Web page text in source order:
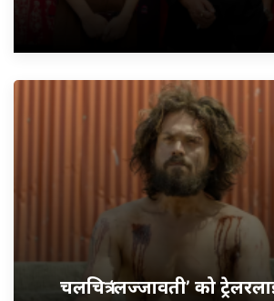
चलचित्र ‘लज्जावती’ को